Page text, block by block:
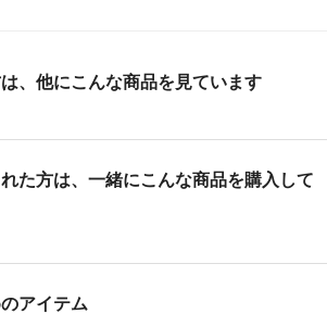
、他にこんな商品を見ています
た方は、一緒にこんな商品を購入して
アイテム